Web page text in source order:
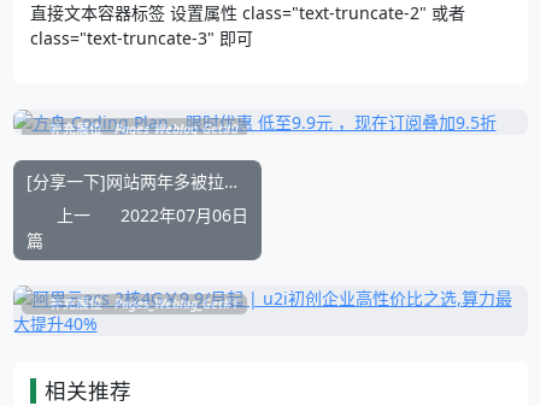
直接文本容器标签 设置属性 class="text-truncate-2" 或者
class="text-truncate-3" 即可
补充展位 Pages_Weblog_Get#0
[分享一下]网站两年多被拉黑不被bing搜索引擎收录的尝试到重新收录
上一
篇
2022年07月06日
补充展位 Pages_Weblog_Get#1
相关推荐